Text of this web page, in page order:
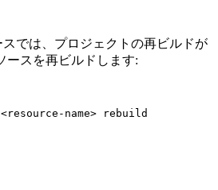
では、プロジェクトの再ビルドが
ースを再ビルドします:
<resource-name> rebuild